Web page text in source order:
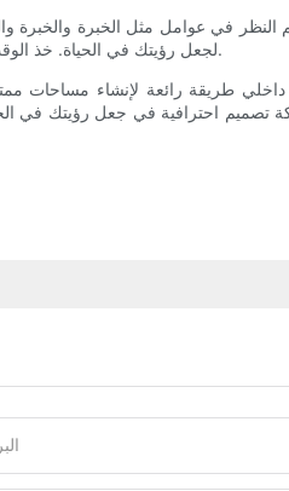
في عوامل مثل الخبرة والخبرة
لجعل رؤيتك في الحياة. خذ الوقت الكافي لزيارة بعض مشاريعهم السابقة ، والتحدث إلى عملائهم ، ومناقشة أفكارك ومتطلباتك لضمان أن تكون مناسبة لمشروعك.
طريقة رائعة لإنشاء مساحات
احترافية في جعل رؤيتك في